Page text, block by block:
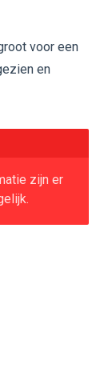
voor een
en
zijn er